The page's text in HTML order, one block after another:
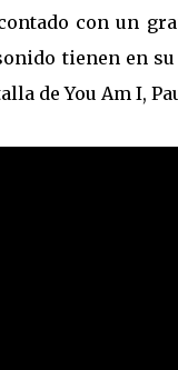
con un
tienen en
de You Am I,